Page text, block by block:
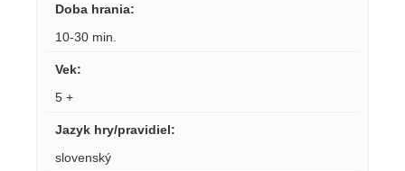
Doba hrania:
10-30 min.
Vek:
5 +
Jazyk hry/pravidiel:
slovenský